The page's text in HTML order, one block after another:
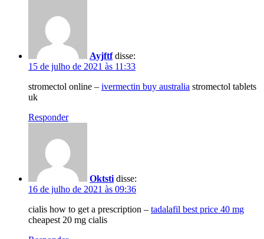
Ayjftf disse:
15 de julho de 2021 às 11:33
stromectol online – ivermectin buy australia stromectol tablets
uk
Responder
Oktsti disse:
16 de julho de 2021 às 09:36
cialis how to get a prescription – tadalafil best price 40 mg
cheapest 20 mg cialis